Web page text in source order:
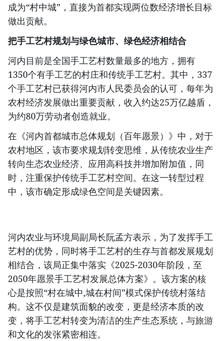
成为“村中城”，直接为首都实现两位数经济增长目标
做出贡献。
把手工艺村规划与绿色城市、绿色经济相结合
河内目前是全国手工艺村数量最多的地方，拥有
1350个有手工艺的村庄和传统手工艺村。其中，337
个手工艺村已获得河内市人民委员会的认可，每年为
农村经济发展做出重要贡献，收入约达25万亿越盾，
为约80万劳动者创造就业。
在《河内首都城市总体规划（百年愿景）》中，对于
农村地区，该市要求规划转变思维，从传统农业生产
转向生态农业经济、应用高科技并增加附加值，同
时，注重保护传统手工艺村空间。在这一转型过程
中，该市确定形成绿色空间是关键因素。
河内农业与环境局副局长阮孟方表示，为了发挥手工
艺村的优势，同时将手工艺村的生存与首都发展规划
相结合，该局正集中落实《2025-2030年阶段，至
2050年愿景手工艺村发展总体方案》。该方案的核
心是按照“村在城中,城在村间”模式保护传统村落结
构。这不仅是建筑面貌的改变，更是经济本质的改
变，将手工艺村转变为清洁的生产生态系统，与旅游
和文化的发张紧密相连。